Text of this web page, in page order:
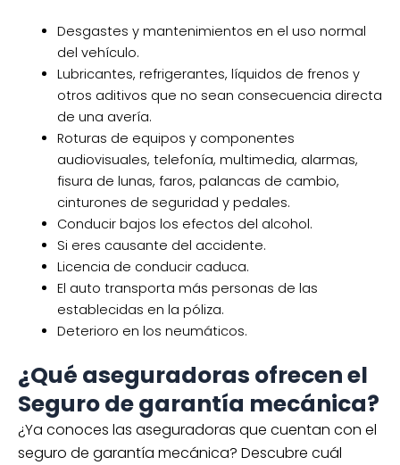
Desgastes y mantenimientos en el uso normal
del vehículo.
Lubricantes, refrigerantes, líquidos de frenos y
otros aditivos que no sean consecuencia directa
de una avería.
Roturas de equipos y componentes
audiovisuales, telefonía, multimedia, alarmas,
fisura de lunas, faros, palancas de cambio,
cinturones de seguridad y pedales.
Conducir bajos los efectos del alcohol.
Si eres causante del accidente.
Licencia de conducir caduca.
El auto transporta más personas de las
establecidas en la póliza.
Deterioro en los neumáticos.
¿Qué aseguradoras ofrecen el
Seguro de garantía mecánica?
¿Ya conoces las aseguradoras que cuentan con el
seguro de garantía mecánica? Descubre cuál